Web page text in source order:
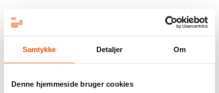
Samtykke Detaljer Om
Denne hjemmeside bruger cookies